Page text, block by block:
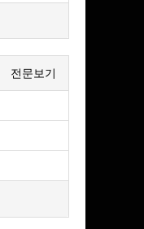
호,
하여 볼
또는
신망
전문보기